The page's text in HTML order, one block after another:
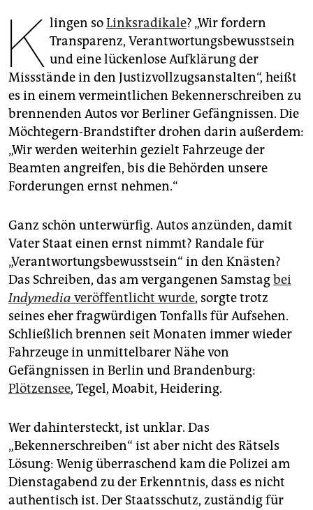
genossenschaft
epaper login
K lingen soLinksradikale? „Wir fordern
Transparenz, Verantwortungsbewusstsein
und eine lückenlose Aufklärung der
Missstände in den Justizvollzugsanstalten“, heißt
es in einem vermeintlichen Bekennerschreiben zu
brennenden Autos vor Berliner Gefängnissen. Die
Möchtegern-Brandstifter drohen darin außerdem:
„Wir werden weiterhin gezielt Fahrzeuge der
Beamten angreifen, bis die Behörden unsere
Forderungen ernst nehmen.“
Ganz schön unterwürfig. Autos anzünden, damit
Vater Staat einen ernst nimmt? Randale für
„Verantwortungsbewusstsein“ in den Knästen?
Das Schreiben, das am vergangenen Samstagbei
Indymedia veröffentlicht wurde, sorgte trotz
seines eher fragwürdigen Tonfalls für Aufsehen.
Schließlich brennen seit Monaten immer wieder
Fahrzeuge in unmittelbarer Nähe von
Gefängnissen in Berlin und Brandenburg:
Plötzensee, Tegel, Moabit, Heidering.
Wer dahintersteckt, ist unklar. Das
„Bekennerschreiben“ ist aber nicht des Rätsels
Lösung: Wenig überraschend kam die Polizei am
Dienstagabend zu der Erkenntnis, dass es nicht
authentisch ist. Der Staatsschutz, zuständig für